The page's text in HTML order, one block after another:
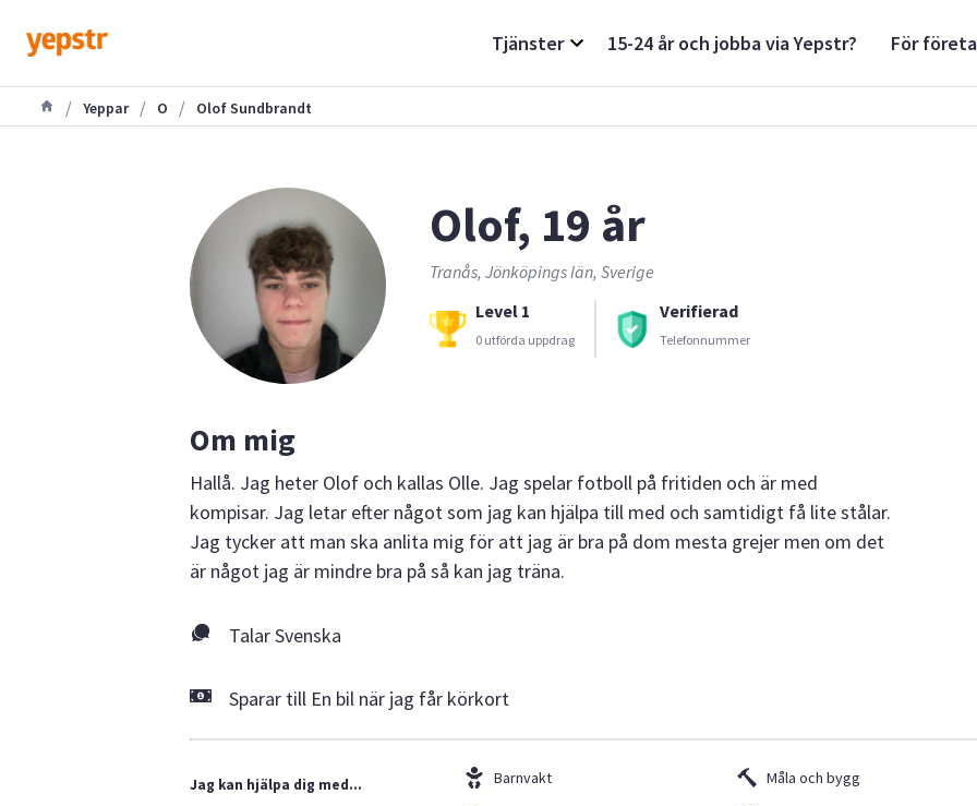
Tjänster 15-24 år och jobba via Yepstr? För
/ Yeppar / O / Olof Sundbrandt
Olof, 19 år
Tranås, Jönköpings län, Sverige
Level 1
0 utförda uppdrag
Verifierad
Telefonnummer
Om mig
Hallå. Jag heter Olof och kallas Olle. Jag spelar fotboll på fritiden och är med
kompisar. Jag letar efter något som jag kan hjälpa till med och samtidigt få lite stålar.
Jag tycker att man ska anlita mig för att jag är bra på dom mesta grejer men om det
är något jag är mindre bra på så kan jag träna.
Talar Svenska
Sparar till En bil när jag får körkort
Jag kan hjälpa dig med...
Barnvakt
Måla och bygg